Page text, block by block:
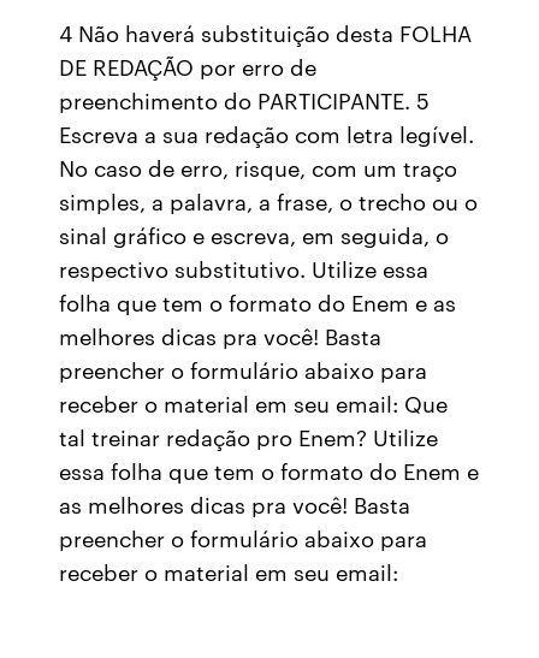
4 Não haverá substituição desta FOLHA
DE REDAÇÃO por erro de
preenchimento do PARTICIPANTE. 5
Escreva a sua redação com letra legível.
No caso de erro, risque, com um traço
simples, a palavra, a frase, o trecho ou o
sinal gráfico e escreva, em seguida, o
respectivo substitutivo. Utilize essa
folha que tem o formato do Enem e as
melhores dicas pra você! Basta
preencher o formulário abaixo para
receber o material em seu email: Que
tal treinar redação pro Enem? Utilize
essa folha que tem o formato do Enem e
as melhores dicas pra você! Basta
preencher o formulário abaixo para
receber o material em seu email: